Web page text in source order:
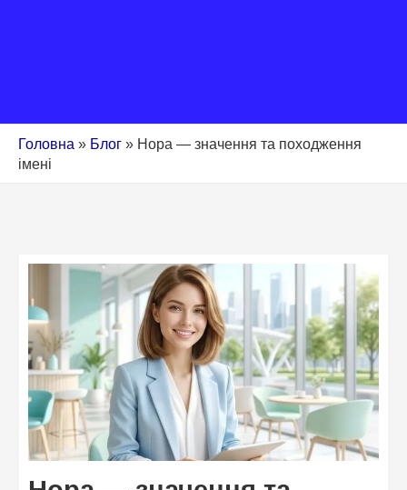
Головна » Блог » Нора — значення та походження
імені